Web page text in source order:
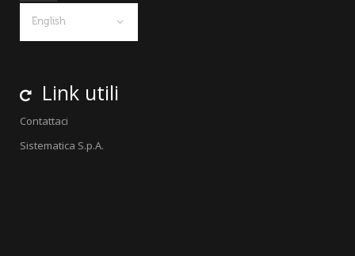
English
Link utili
Contattaci
Sistematica S.p.A.